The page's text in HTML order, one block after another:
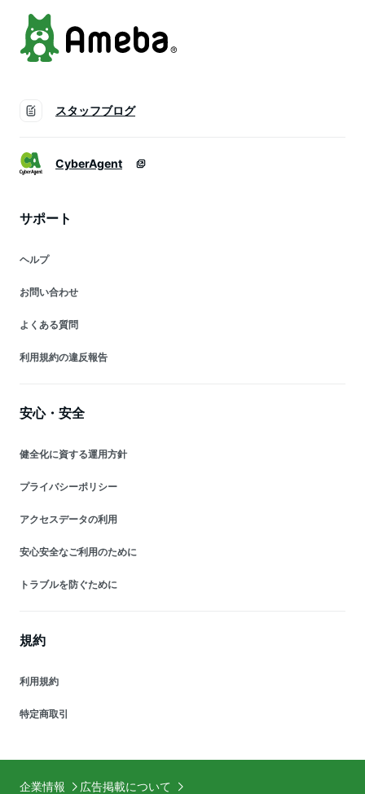
スタッフブログ
CyberAgent
サポート
ヘルプ
お問い合わせ
よくある質問
利用規約の違反報告
安心・安全
健全化に資する運用方針
プライバシーポリシー
アクセスデータの利用
安心安全なご利用のために
トラブルを防ぐために
規約
利用規約
特定商取引
企業情報 広告掲載について